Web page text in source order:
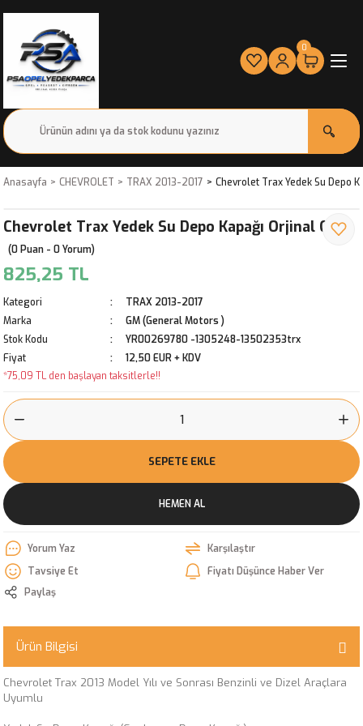
0
Anasayfa CHEVROLET TRAX 2013-2017 Chevrolet Trax Yedek Su Depo
Chevrolet Trax Yedek Su Depo Kapağı Orjinal Gm
(0 Puan - 0 Yorum)
825,25 TL
Kategori
TRAX 2013-2017
Marka
GM (General Motors )
Stok Kodu
YR00269780 -1305248-13502353trx
Fiyat
12,50 EUR + KDV
*75,09 TL den başlayan taksitlerle!!
SEPETE EKLE
HEMEN AL
Yorum Yaz
Karşılaştır
Tavsiye Et
Fiyatı Düşünce Haber Ver
Paylaş
Ürün Bilgisi
Chevrolet Trax 2013 Model Yılı ve Sonrası Benzinli ve Dizel Araçlara
Uyumlu